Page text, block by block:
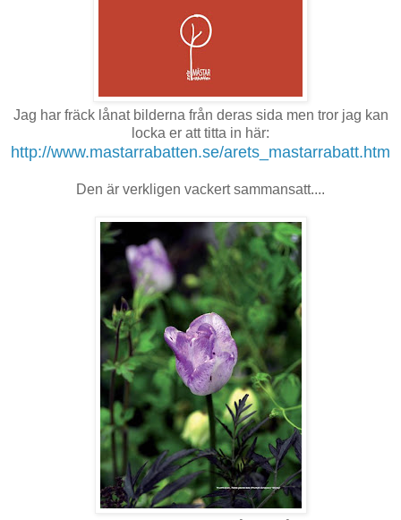
Jag har fräck lånat bilderna från deras sida men tror jag kan
locka er att titta in här:
http://www.mastarrabatten.se/arets_mastarrabatt.htm
Den är verkligen vackert sammansatt....